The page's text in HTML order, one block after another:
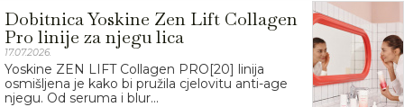
Dobitnica Yoskine Zen Lift Collagen
Pro linije za njegu lica
17.07.2026.
Yoskine ZEN LIFT Collagen PRO[20] linija
osmišljena je kako bi pružila cjelovitu anti-age
njegu. Od seruma i blur...